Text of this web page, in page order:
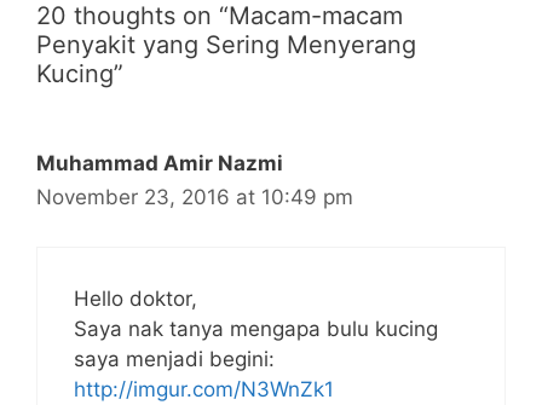
20 thoughts on “Macam-macam
Penyakit yang Sering Menyerang
Kucing”
Muhammad Amir Nazmi
November 23, 2016 at 10:49 pm
Hello doktor,
Saya nak tanya mengapa bulu kucing
saya menjadi begini:
http://imgur.com/N3WnZk1